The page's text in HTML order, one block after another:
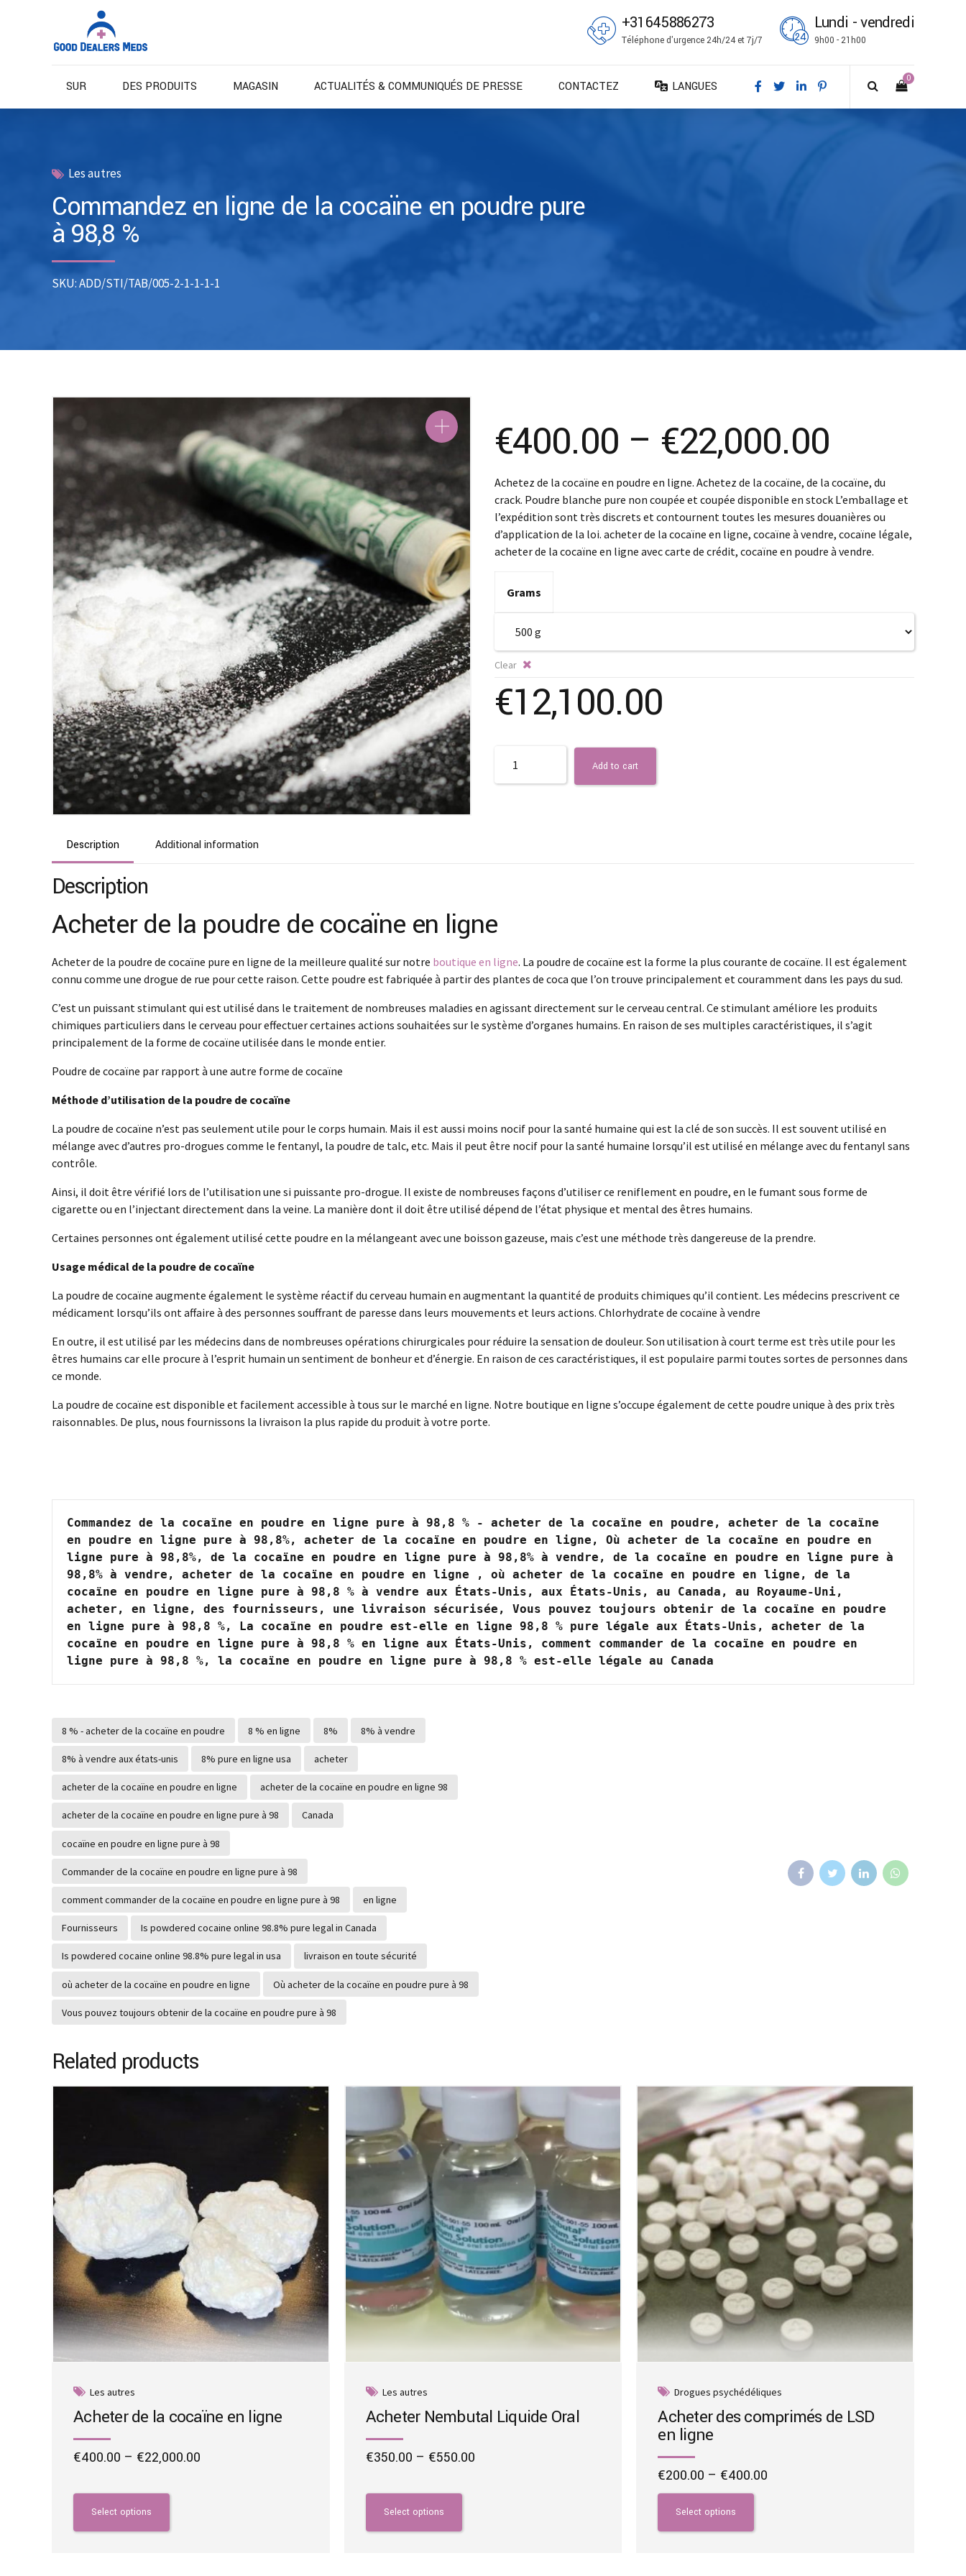
+31645886273
Téléphone d'urgence 24h/24 et 7j/7
Lundi - vendredi
9h00 - 21h00
0
SUR DES PRODUITS MAGASIN ACTUALITÉS & COMMUNIQUÉS DE PRESSE CONTACTEZ
LANGUES
SL – Slovenščina
Les autres
Commandez en ligne de la cocaïne en poudre pure
à 98,8 %
SKU: ADD/STI/TAB/005-2-1-1-1-1
€400.00 – €22,000.00
range:
€400.00
through
Achetez de la cocaïne en poudre en ligne. Achetez de la cocaïne, de la cocaïne, du
crack. Poudre blanche pure non coupée et coupée disponible en stock L’emballage et
l’expédition sont très discrets et contournent toutes les mesures douanières ou
d’application de la loi. acheter de la cocaïne en ligne, cocaïne à vendre, cocaïne légale,
acheter de la cocaïne en ligne avec carte de crédit, cocaïne en poudre à vendre.
Grams
Clear
€12,100.00
Add to cart
Description Additional information
Description
Acheter de la poudre de cocaïne en ligne
Acheter de la poudre de cocaïne pure en ligne de la meilleure qualité sur notre boutique en ligne. La poudre de cocaïne est la forme la plus courante de cocaïne. Il est également
connu comme une drogue de rue pour cette raison. Cette poudre est fabriquée à partir des plantes de coca que l’on trouve principalement et couramment dans les pays du sud.
C’est un puissant stimulant qui est utilisé dans le traitement de nombreuses maladies en agissant directement sur le cerveau central. Ce stimulant améliore les produits
chimiques particuliers dans le cerveau pour effectuer certaines actions souhaitées sur le système d’organes humains. En raison de ses multiples caractéristiques, il s’agit
principalement de la forme de cocaïne utilisée dans le monde entier.
Poudre de cocaïne par rapport à une autre forme de cocaïne
Méthode d’utilisation de la poudre de cocaïne
La poudre de cocaïne n’est pas seulement utile pour le corps humain. Mais il est aussi moins nocif pour la santé humaine qui est la clé de son succès. Il est souvent utilisé en
mélange avec d’autres pro-drogues comme le fentanyl, la poudre de talc, etc. Mais il peut être nocif pour la santé humaine lorsqu’il est utilisé en mélange avec du fentanyl sans
contrôle.
Ainsi, il doit être vérifié lors de l’utilisation une si puissante pro-drogue. Il existe de nombreuses façons d’utiliser ce reniflement en poudre, en le fumant sous forme de
cigarette ou en l’injectant directement dans la veine. La manière dont il doit être utilisé dépend de l’état physique et mental des êtres humains.
Certaines personnes ont également utilisé cette poudre en la mélangeant avec une boisson gazeuse, mais c’est une méthode très dangereuse de la prendre.
Usage médical de la poudre de cocaïne
La poudre de cocaïne augmente également le système réactif du cerveau humain en augmentant la quantité de produits chimiques qu’il contient. Les médecins prescrivent ce
médicament lorsqu’ils ont affaire à des personnes souffrant de paresse dans leurs mouvements et leurs actions. Chlorhydrate de cocaïne à vendre
En outre, il est utilisé par les médecins dans de nombreuses opérations chirurgicales pour réduire la sensation de douleur. Son utilisation à court terme est très utile pour les
êtres humains car elle procure à l’esprit humain un sentiment de bonheur et d’énergie. En raison de ces caractéristiques, il est populaire parmi toutes sortes de personnes dans
ce monde.
La poudre de cocaïne est disponible et facilement accessible à tous sur le marché en ligne. Notre boutique en ligne s’occupe également de cette poudre unique à des prix très
raisonnables. De plus, nous fournissons la livraison la plus rapide du produit à votre porte.
Commandez de la cocaïne en poudre en ligne pure à 98,8 % - acheter de la cocaïne en poudre, acheter de la cocaïne
en poudre en ligne pure à 98,8%, acheter de la cocaïne en poudre en ligne, Où acheter de la cocaïne en poudre en
ligne pure à 98,8%, de la cocaïne en poudre en ligne pure à 98,8% à vendre, de la cocaïne en poudre en ligne pure à
98,8% à vendre, acheter de la cocaïne en poudre en ligne , où acheter de la cocaïne en poudre en ligne, de la
cocaïne en poudre en ligne pure à 98,8 % à vendre aux États-Unis, aux États-Unis, au Canada, au Royaume-Uni,
acheter, en ligne, des fournisseurs, une livraison sécurisée, Vous pouvez toujours obtenir de la cocaïne en poudre
en ligne pure à 98,8 %, La cocaïne en poudre est-elle en ligne 98,8 % pure légale aux États-Unis, acheter de la
cocaïne en poudre en ligne pure à 98,8 % en ligne aux États-Unis, comment commander de la cocaïne en poudre en
ligne pure à 98,8 %, la cocaïne en poudre en ligne pure à 98,8 % est-elle légale au Canada
8 % - acheter de la cocaïne en poudre 8 % en ligne 8% 8% à vendre
8% à vendre aux états-unis 8% pure en ligne usa acheter
acheter de la cocaïne en poudre en ligne acheter de la cocaïne en poudre en ligne 98
acheter de la cocaïne en poudre en ligne pure à 98 Canada
cocaïne en poudre en ligne pure à 98
Commander de la cocaïne en poudre en ligne pure à 98
comment commander de la cocaïne en poudre en ligne pure à 98 en ligne
Fournisseurs Is powdered cocaine online 98.8% pure legal in Canada
Is powdered cocaine online 98.8% pure legal in usa livraison en toute sécurité
où acheter de la cocaïne en poudre en ligne Où acheter de la cocaïne en poudre pure à 98
Vous pouvez toujours obtenir de la cocaïne en poudre pure à 98
Related products
Les autres
Acheter de la cocaïne en ligne
€400.00 – €22,000.00
Select options
product
Les autres
Acheter Nembutal Liquide Oral
€350.00 – €550.00Price
Select options
product
Drogues psychédéliques
Acheter des comprimés de LSD
en ligne
€200.00 – €400.00
Select options
This
product
has